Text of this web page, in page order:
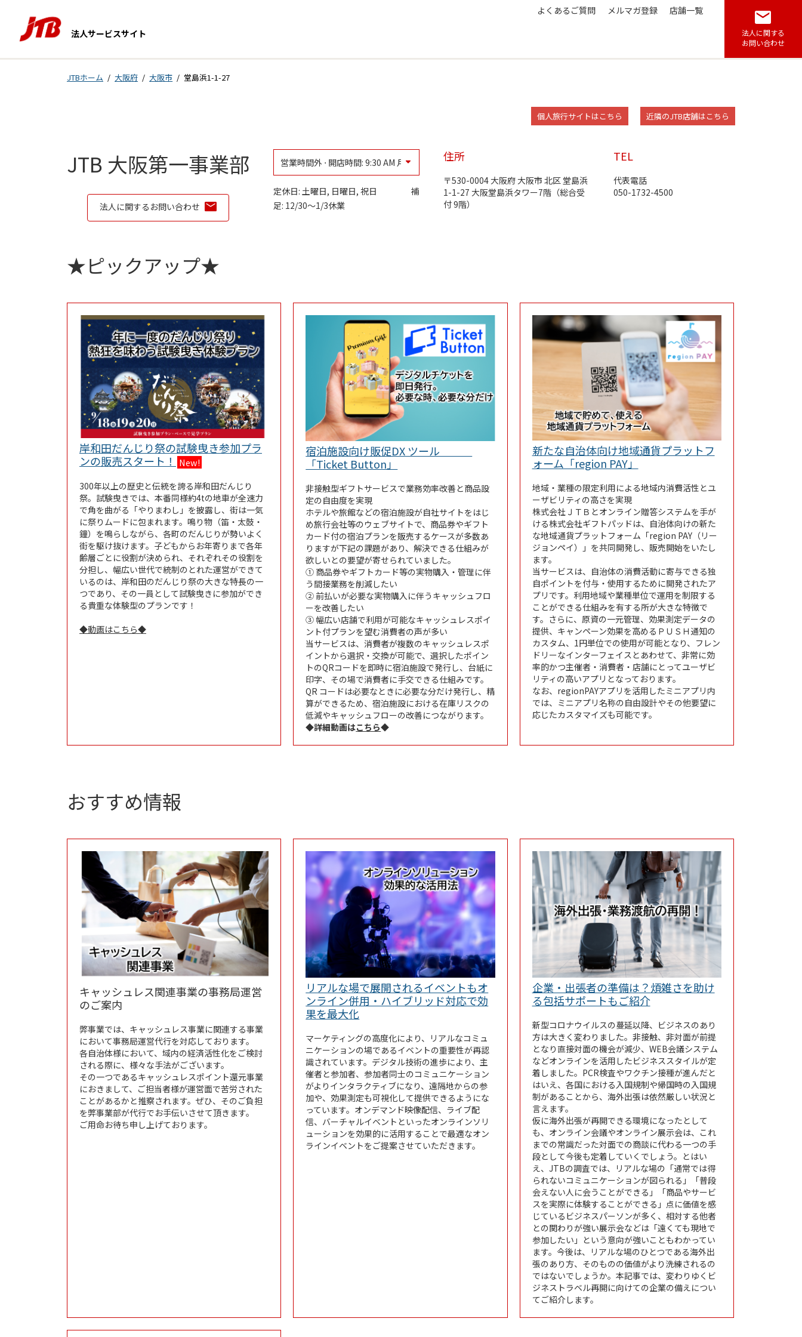
法人サービスサイト
よくあるご質問 メルマガ登録 店舗一覧
法人に関する
お問い合わせ
JTBホーム 大阪府 大阪市 堂島浜1-1-27
個人旅行サイトはこちら Link Opens in New Tab
近隣のJTB店舗はこちら
JTB 大阪第一事業部
法人に関するお問い合わせ
営業時間
営業時間外 ⋅ 開店時間: 9:30 AM 月
Day of the WeekHours
日曜日
定休日
月曜日
9:30 AM-5:30 PM
火曜日
9:30 AM
定休日: 土曜日, 日曜日, 祝日 補
足: 12/30～1/3休業
住所
530-0004大阪府大阪市 北区 堂島浜
1-1-27 大阪堂島浜タワー7階（総合受
付 9階）
TEL
代表電話
050-1732-4500
★ピックアップ★
岸和田だんじり祭の試験曳き参加プラ
ンの販売スタート！ Link Opens in New Tab
New!
300年以上の歴史と伝統を誇る岸和田だんじり
祭。試験曳きでは、本番同様約4tの地車が全速力
で角を曲がる「やりまわし」を披露し、街は一気
に祭りムードに包まれます。鳴り物（笛・太鼓・
鐘）を鳴らしながら、各町のだんじりが勢いよく
街を駆け抜けます。子どもからお年寄りまで各年
齢層ごとに役割が決められ、それぞれその役割を
分担し、幅広い世代で統制のとれた運営ができて
いるのは、岸和田のだんじり祭の大きな特長の一
つであり、その一員として試験曳きに参加ができ
る貴重な体験型のプランです！
◆動画はこちら◆
宿泊施設向け販促DX ツール
「Ticket Button」
非接触型ギフトサービスで業務効率改善と商品設
定の自由度を実現
ホテルや旅館などの宿泊施設が自社サイトをはじ
め旅行会社等のウェブサイトで、商品券やギフト
カード付の宿泊プランを販売するケースが多数あ
りますが下記の課題があり、解決できる仕組みが
欲しいとの要望が寄せられていました。
① 商品券やギフトカード等の実物購入・管理に伴
う間接業務を削減したい
② 前払いが必要な実物購入に伴うキャッシュフロ
ーを改善したい
③ 幅広い店舗で利用が可能なキャッシュレスポイ
ント付プランを望む消費者の声が多い
当サービスは、消費者が複数のキャッシュレスポ
イントから選択・交換が可能で、選択したポイン
トのQRコードを即時に宿泊施設で発行し、台紙に
印字、その場で消費者に手交できる仕組みです。
QR コードは必要なときに必要な分だけ発行し、精
算ができるため、宿泊施設における在庫リスクの
低減やキャッシュフローの改善につながります。
◆詳細動画はこちら◆
新たな自治体向け地域通貨プラットフ
ォーム「region PAY」
地域・業種の限定利用による地域内消費活性とユ
ーザビリティの高さを実現
株式会社ＪＴＢとオンライン贈答システムを手が
ける株式会社ギフトパッドは、自治体向けの新た
な地域通貨プラットフォーム「region PAY（リー
ジョンペイ）」を共同開発し、販売開始をいたし
ます。
当サービスは、自治体の消費活動に寄与できる独
自ポイントを付与・使用するために開発されたア
プリです。利用地域や業種単位で運用を制限する
ことができる仕組みを有する所が大きな特徴で
す。さらに、原資の一元管理、効果測定データの
提供、キャンペーン効果を高めるＰＵＳＨ通知の
カスタム、1円単位での使用が可能となり、フレン
ドリーなインターフェイスとあわせて、非常に効
率的かつ主催者・消費者・店舗にとってユーザビ
リティの高いアプリとなっております。
なお、regionPAYアプリを活用したミニアプリ内
では、ミニアプリ名称の自由設計やその他要望に
応じたカスタマイズも可能です。
おすすめ情報
キャッシュレス関連事業の事務局運営
のご案内
弊事業では、キャッシュレス事業に関連する事業
において事務局運営代行を対応しております。
各自治体様において、域内の経済活性化をご検討
される際に、様々な手法がございます。
その一つであるキャッシュレスポイント還元事業
におきまして、ご担当者様が運営面で苦労された
ことがあるかと推察されます。ぜひ、そのご負担
を弊事業部が代行でお手伝いさせて頂きます。
ご用命お待ち申し上げております。
リアルな場で展開されるイベントもオ
ンライン併用・ハイブリッド対応で効
果を最大化Link Opens in New Tab
マーケティングの高度化により、リアルなコミュ
ニケーションの場であるイベントの重要性が再認
識されています。デジタル技術の進歩により、主
催者と参加者、参加者同士のコミュニケーション
がよりインタラクティブになり、遠隔地からの参
加や、効果測定も可視化して提供できるようにな
っています。オンデマンド映像配信、ライブ配
信、バーチャルイベントといったオンラインソリ
ューションを効果的に活用することで最適なオン
ラインイベントをご提案させていただきます。
企業・出張者の準備は？煩雑さを助け
る包括サポートもご紹介Link Opens in New Tab
新型コロナウイルスの蔓延以降、ビジネスのあり
方は大きく変わりました。非接触、非対面が前提
となり直接対面の機会が減少、WEB会議システム
などオンラインを活用したビジネススタイルが定
着しました。PCR検査やワクチン接種が進んだと
はいえ、各国における入国規制や帰国時の入国規
制があることから、海外出張は依然厳しい状況と
言えます。
仮に海外出張が再開できる環境になったとして
も、オンライン会議やオンライン展示会は、これ
までの常識だった対面での商談に代わる一つの手
段として今後も定着していくでしょう。とはい
え、JTBの調査では、リアルな場の「通常では得
られないコミュニケーションが図られる」「普段
会えない人に会うことができる」「商品やサービ
スを実際に体験することができる」点に価値を感
じているビジネスパーソンが多く、相対する他者
との関わりが強い展示会などは「遠くても現地で
参加したい」という意向が強いこともわかってい
ます。今後は、リアルな場のひとつである海外出
張のあり方、そのものの価値がより洗練されるの
ではないでしょうか。本記事では、変わりゆくビ
ジネストラベル再開に向けての企業の備えについ
てご紹介します。